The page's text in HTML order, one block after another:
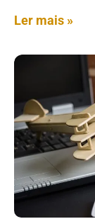
Ler mais »